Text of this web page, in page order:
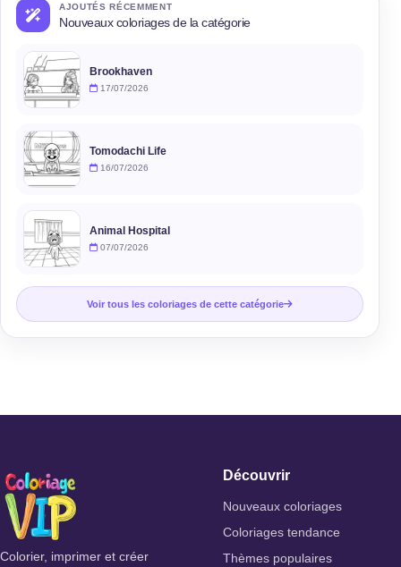
AJOUTÉS RÉCEMMENT
Nouveaux coloriages de la catégorie
Brookhaven
17/07/2026
Tomodachi Life
16/07/2026
Animal Hospital
07/07/2026
Voir tous les coloriages de cette catégorie
Colorier, imprimer et créer
Découvrir
Nouveaux coloriages
Coloriages tendance
Thèmes populaires